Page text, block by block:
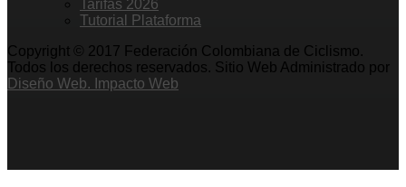
Tarifas 2026
Tutorial Plataforma
Copyright © 2017 Federación Colombiana de Ciclismo.
Todos los derechos reservados. Sitio Web Administrado por
Diseño Web. Impacto Web